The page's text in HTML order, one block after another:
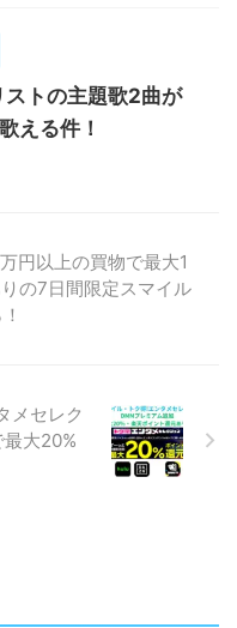
ストの主題歌2曲が
える件！
円以上の買物で最大1
の7日間限定スマイル
メセレク
大20%